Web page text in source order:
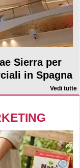
Sierra per
in Spagna
Vedi tutte